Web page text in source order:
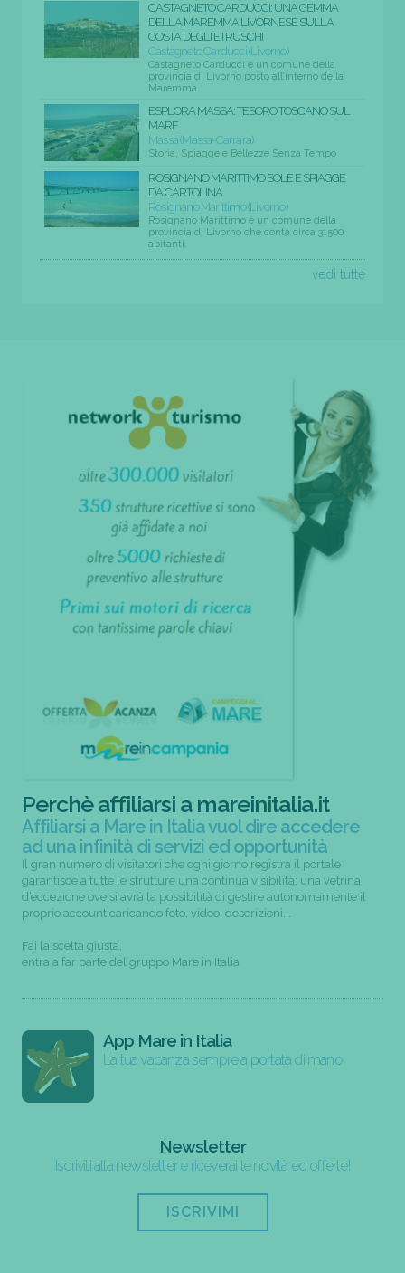
CASTAGNETO CARDUCCI: UNA GEMMA
DELLA MAREMMA LIVORNESE SULLA
COSTA DEGLI ETRUSCHI
Castagneto Carducci (Livorno)
Castagneto Carducci è un comune della
provincia di Livorno posto all’interno della
Maremma.
ESPLORA MASSA: TESORO TOSCANO SUL
MARE
Massa (Massa-Carrara)
Storia, Spiagge e Bellezze Senza Tempo
ROSIGNANO MARITTIMO SOLE E SPIAGGE
DA CARTOLINA
Rosignano Marittimo (Livorno)
Rosignano Marittimo è un comune della
provincia di Livorno che conta circa 31500
abitanti.
vedi tutte
Perchè affiliarsi a mareinitalia.it
Affiliarsi a Mare in Italia vuol dire accedere
ad una infinità di servizi ed opportunità
Il gran numero di visitatori che ogni giorno registra il portale
garantisce a tutte le strutture una continua visibilità; una vetrina
d’eccezione ove si avrà la possibilità di gestire autonomamente il
proprio account caricando foto, video, descrizioni...
Fai la scelta giusta,
entra a far parte del gruppo Mare in Italia
App Mare in Italia
La tua vacanza sempre a portata di mano
Newsletter
Iscriviti alla newsletter e riceverai le novità ed offerte!
ISCRIVIMI